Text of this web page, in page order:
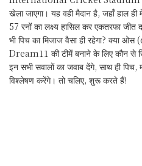
खेला जाएगा। यह वही मैदान है, जहाँ हाल
57 रनों का लक्ष्य हासिल कर एकतरफा
भी पिच का मिजाज वैसा ही रहेगा? क्या
Dream11 की टीमें बनाने के लिए कौन से
इन सभी सवालों का जवाब देंगे, साथ ही पिच,
विश्लेषण करेंगे। तो चलिए, शुरू करते हैं!